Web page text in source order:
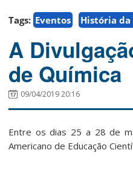
Tags: Eventos História da
A
de Química
09/04/2019 20:16
Entre os dias 25 a 28 de
Americano de Educação